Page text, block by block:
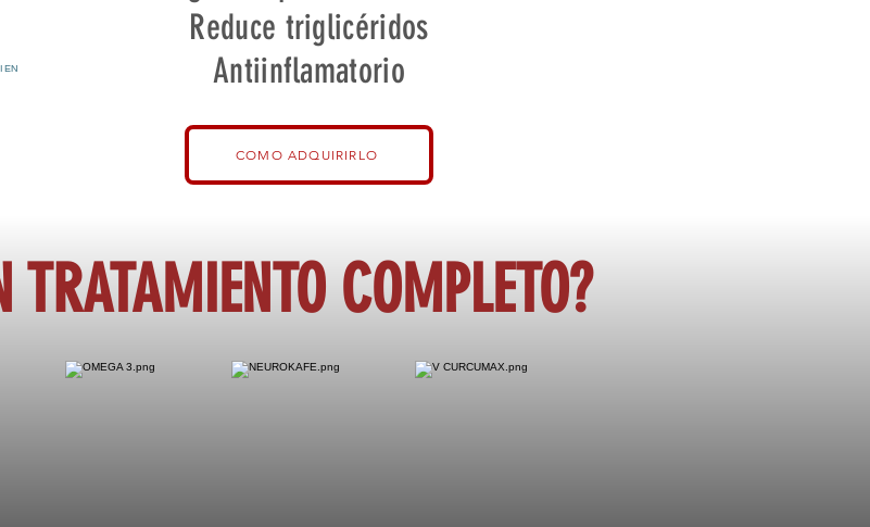
Reduce triglicéridos
Antiinflamatorio
COMO ADQUIRIRLO
TRATAMIENTO COMPLETO?